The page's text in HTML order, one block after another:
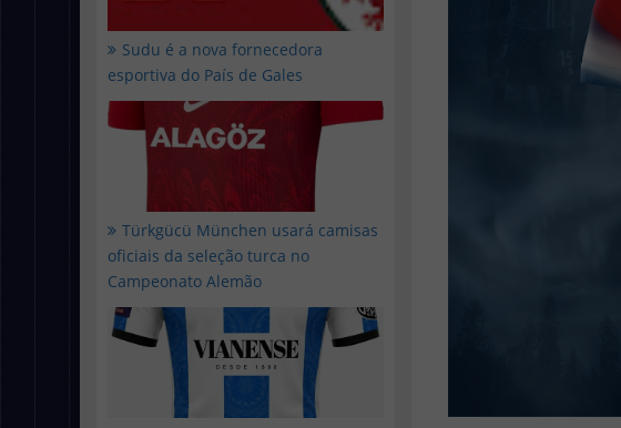
Sudu é a nova fornecedora
esportiva do País de Gales
Türkgücü München usará camisas
oficiais da seleção turca no
Campeonato Alemão